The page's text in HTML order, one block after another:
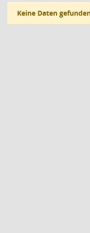
Keine Daten